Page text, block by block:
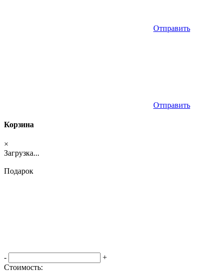
Отправить
Отправить
Корзина
×
Загрузка...
Подарок
-
+
Стоимость: